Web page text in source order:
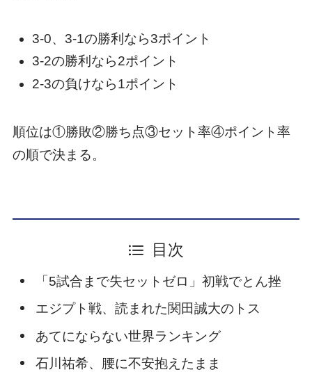
3-0、3-1の勝利なら3ポイント
3-2の勝利なら2ポイント
2-3の負けなら1ポイント
順位は①勝敗②勝ち点③セット率④ポイント率
の順で決まる。
目次
「5試合まで失セットゼロ」初戦でとん挫
エジプト戦、読まれた関田誠大のトス
あてにならない世界ランキング
石川祐希、腰に不安抱えたまま